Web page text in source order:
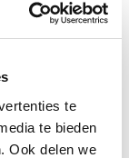
te
te bieden
Ook delen we